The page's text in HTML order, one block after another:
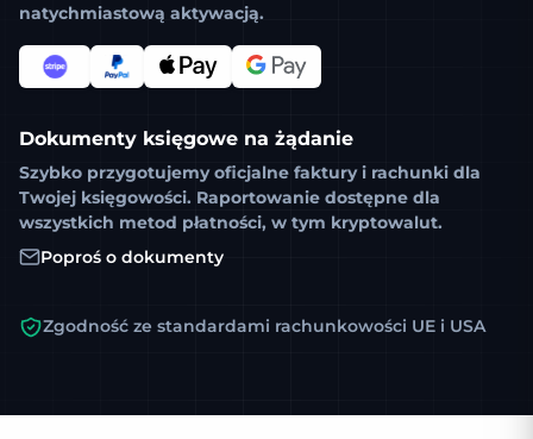
natychmiastową aktywacją.
Dokumenty księgowe na żądanie
Szybko przygotujemy oficjalne faktury i rachunki dla
Twojej księgowości. Raportowanie dostępne dla
wszystkich metod płatności, w tym kryptowalut.
Poproś o dokumenty
Zgodność ze standardami rachunkowości UE i USA